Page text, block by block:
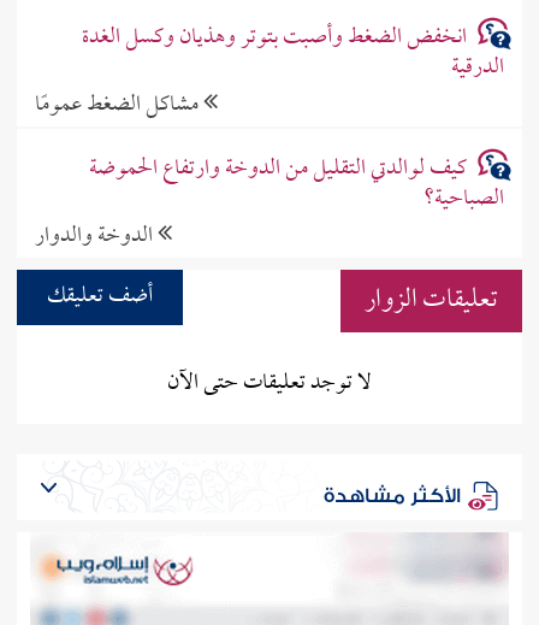
انخفض الضغط وأصبت بتوتر وهذيان وكسل الغدة
الدرقية
مشاكل الضغط عمومًا
كيف لوالدتي التقليل من الدوخة وارتفاع الحموضة
الصباحية؟
الدوخة والدوار
تعليقات الزوار
أضف تعليقك
لا توجد تعليقات حتى الآن
الأكثر مشاهدة